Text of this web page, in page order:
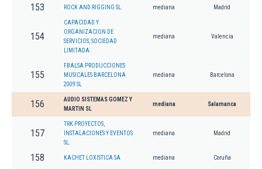
153 ROCK AND RIGGING SL. mediana Madrid
154
CAPACIDAD Y
ORGANIZACION DE
SERVICIOS, SOCIEDAD
LIMITADA.
mediana Valencia
155
FBALSA PRODUCCIONES
MUSICALES BARCELONA
2009 SL
mediana Barcelona
156
AUDIO SISTEMAS GOMEZ Y
MARTIN SL
mediana Salamanca
157
TRK PROYECTOS,
INSTALACIONES Y EVENTOS
SL.
mediana Madrid
158 KACHET LOXISTICA SA mediana Coruña